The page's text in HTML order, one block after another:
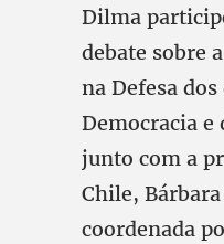
Dilma
debate sobre
na Defesa
Democracia e
junto com a
Chile,
coordenada